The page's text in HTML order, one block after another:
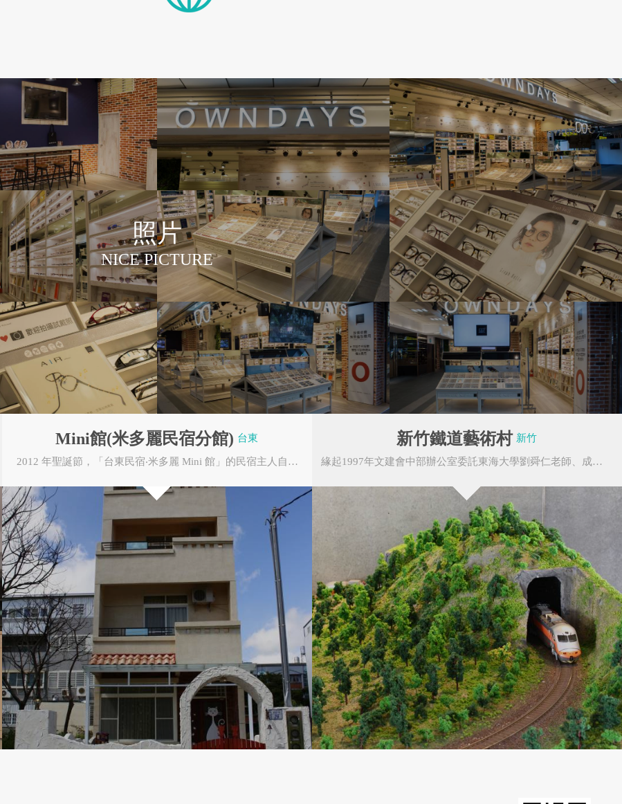
嘉義縣布袋鎮 高雄市大樹區 高雄市鳳山區 屏東縣恆春鎮
台東縣成功鎮 台中市中區
2016桃園地景藝術
節—憩桃工廠趣
寧夏夜市
高雄捷運 雲朗觀光 承億文旅 MEET TAIWAN
國立臺灣大學 OWNDAYS 新北市立圖書館 Mr.Onion 洋蔥牛排
照片
NICE PICTURE
Mini館(米多麗民宿分館) 台東
2012 年聖誕節，「台東民宿‧米多麗 Mini 館」的民宿主人自兩隻飢腸轆轆的流浪狗口中，將當
新竹鐵道藝術村 新竹
緣起1997年文建會中部辦公室委託東海大學劉舜仁老師、成功大學沈芷蓀老師做了「藝術家傳習創作及